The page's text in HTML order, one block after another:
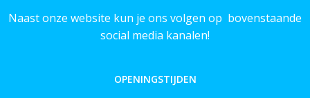
Naast onze website kun je ons volgen op bovenstaande
social media kanalen!
OPENINGSTIJDEN